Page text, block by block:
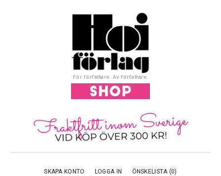
För författare. Av författare.
SKAPA KONTO LOGGA IN ÖNSKELISTA (0)